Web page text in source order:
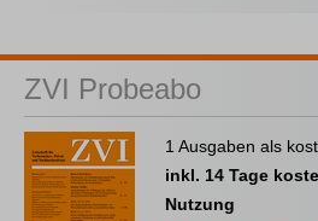
ZVI Probeabo
1 Ausgaben als
inkl. 14 Tage
Nutzung